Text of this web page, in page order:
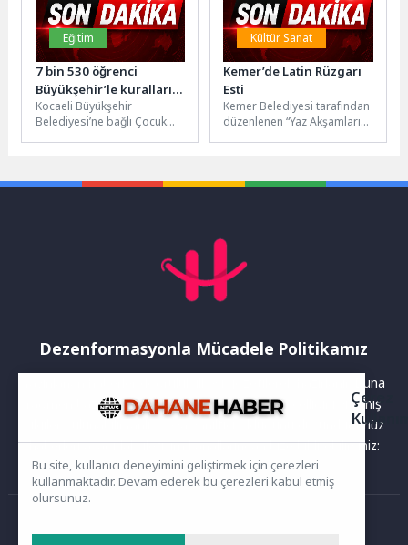
Eğitim
7 bin 530 öğrenci
Büyükşehir’le kuralları
öğrendi
Kocaeli Büyükşehir
Belediyesi’ne bağlı Çocuk
Kültür Sanat
Kemer’de Latin Rüzgarı
Esti
Kemer Belediyesi tarafından
düzenlenen “Yaz Akşamları
yerli-yabancı...
Dezenformasyonla Mücadele Politikamız
Yayınlanan haberler doğruluk ilkesi gözetilerek hazırlanır. Buna
rağmen bazı içeriklerde eksik, hatalı veya güncelliğini yitirmiş
bilgiler bulunabilir.Yanlış veya yanıltıcı olduğunu düşündüğünüz
haberleri aşağıdaki iletişim kanallarından bize bildirebilirsiniz:
Ana Sayfa
Çerez
Bu site, kullanıcı deneyimini geliştirmek için çerezleri
kullanmaktadır. Devam ederek bu çerezleri kabul etmiş
olursunuz.